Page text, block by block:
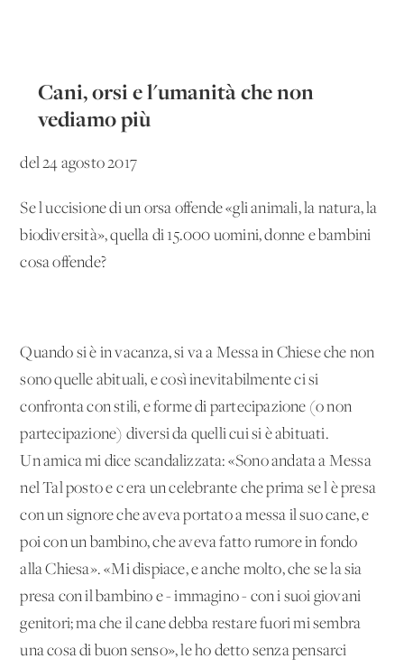
Cani, orsi e l'umanità che non
vediamo più
del 24 agosto 2017
Se l'uccisione di un'orsa offende «gli animali, la natura, la
biodiversità», quella di 15.000 uomini, donne e bambini
cosa offende?
Quando si è in vacanza, si va a Messa in Chiese che non
sono quelle abituali, e così inevitabilmente ci si
confronta con stili, e forme di partecipazione (o non
partecipazione) diversi da quelli cui si è abituati.
Un'amica mi dice scandalizzata: «Sono andata a Messa
nel Tal posto e c'era un celebrante che prima se l'è presa
con un signore che aveva portato a messa il suo cane, e
poi con un bambino, che aveva fatto rumore in fondo
alla Chiesa». «Mi dispiace, e anche molto, che se la sia
presa con il bambino e - immagino - con i suoi giovani
genitori; ma che il cane debba restare fuori mi sembra
una cosa di buon senso», le ho detto senza pensarci